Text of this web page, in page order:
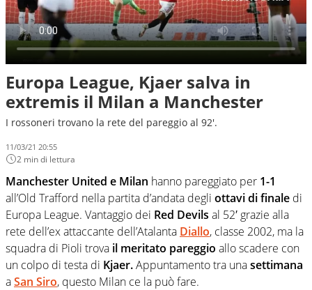
Europa League, Kjaer salva in
extremis il Milan a Manchester
I rossoneri trovano la rete del pareggio al 92'.
11/03/21 20:55
2 min di lettura
Manchester United e Milan hanno pareggiato per 1-1
all’Old Trafford nella partita d’andata degli ottavi di finale di
Europa League. Vantaggio dei Red Devils al 52′ grazie alla
rete dell’ex attaccante dell’Atalanta Diallo, classe 2002, ma la
squadra di Pioli trova il meritato pareggio allo scadere con
un colpo di testa di Kjaer.Appuntamento tra unasettimana
aSan Siro, questo Milan ce la può fare.